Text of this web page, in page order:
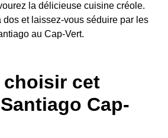
la délicieuse cuisine créole.
dos et laissez-vous séduire par les
au Cap-Vert.
cet
Cap-